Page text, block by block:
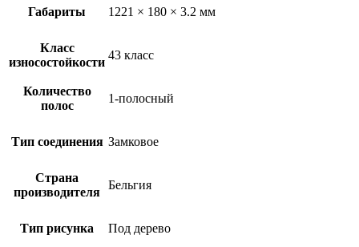
Габариты 1221 × 180 × 3.2 мм
Класс
износостойкости
43 класс
Количество
полос
1-полосный
Тип соединения Замковое
Страна
производителя
Бельгия
Тип рисунка Под дерево